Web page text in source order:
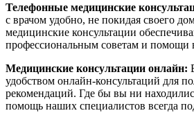
Телефонные медицинские
с врачом удобно, не покидая своего
медицинские консультации
профессиональным советам и помощи
Медицинские консультации онлайн:
удобством онлайн-консультаций для
рекомендаций. Где бы вы ни
помощь наших специалистов всегда